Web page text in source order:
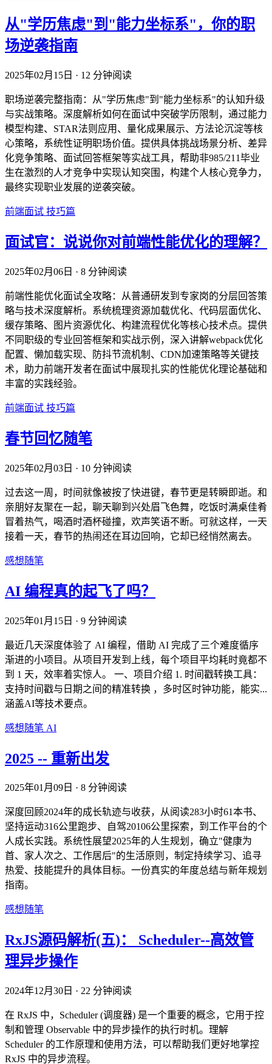
从"学历焦虑"到"能力坐标系"，你的职
场逆袭指南
2025年02月15日 · 12 分钟阅读
职场逆袭完整指南：从"学历焦虑"到"能力坐标系"的认知升级
与实战策略。深度解析如何在面试中突破学历限制，通过能力
模型构建、STAR法则应用、量化成果展示、方法论沉淀等核
心策略，系统性证明职场价值。提供具体挑战场景分析、差异
化竞争策略、面试回答框架等实战工具，帮助非985/211毕业
生在激烈的人才竞争中实现认知突围，构建个人核心竞争力，
最终实现职业发展的逆袭突破。
前端面试 技巧篇
面试官：说说你对前端性能优化的理解？
2025年02月06日 · 8 分钟阅读
前端性能优化面试全攻略：从普通研发到专家岗的分层回答策
略与技术深度解析。系统梳理资源加载优化、代码层面优化、
缓存策略、图片资源优化、构建流程优化等核心技术点。提供
不同职级的专业回答框架和实战示例，深入讲解webpack优化
配置、懒加载实现、防抖节流机制、CDN加速策略等关键技
术，助力前端开发者在面试中展现扎实的性能优化理论基础和
丰富的实践经验。
前端面试 技巧篇
春节回忆随笔
2025年02月03日 · 10 分钟阅读
过去这一周，时间就像被按了快进键，春节更是转瞬即逝。和
亲朋好友聚在一起，聊天聊到兴处眉飞色舞，吃饭时满桌佳肴
冒着热气，喝酒时酒杯碰撞，欢声笑语不断。可就这样，一天
接着一天，春节的热闹还在耳边回响，它却已经悄然离去。
感想随笔
AI 编程真的起飞了吗？
2025年01月15日 · 9 分钟阅读
最近几天深度体验了 AI 编程，借助 AI 完成了三个难度循序
渐进的小项目。从项目开发到上线，每个项目平均耗时竟都不
到 1 天，效率着实惊人。 一、项目介绍 1. 时间戳转换工具：
支持时间戳与日期之间的精准转换 ，多时区时钟功能，能实...
涵盖AI等技术要点。
感想随笔 AI
2025 -- 重新出发
2025年01月09日 · 8 分钟阅读
深度回顾2024年的成长轨迹与收获，从阅读283小时61本书、
坚持运动316公里跑步、自驾20106公里探索，到工作平台的个
人成长实践。系统性展望2025年的人生规划，确立"健康为
首、家人次之、工作居后"的生活原则，制定持续学习、追寻
热爱、技能提升的具体目标。一份真实的年度总结与新年规划
指南。
感想随笔
RxJS源码解析(五)： Scheduler--高效管
理异步操作
2024年12月30日 · 22 分钟阅读
在 RxJS 中，Scheduler (调度器) 是一个重要的概念，它用于控
制和管理 Observable 中的异步操作的执行时机。理解
Scheduler 的工作原理和使用方法，可以帮助我们更好地掌控
RxJS 中的异步流程。